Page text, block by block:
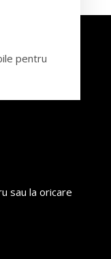
pentru
sau la oricare